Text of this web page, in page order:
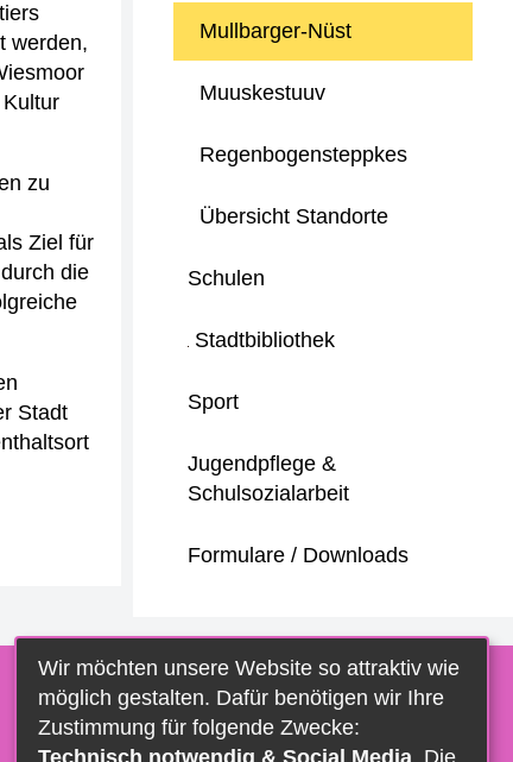
werden,
zu
Ziel für
die
Stadt
Mullbarger-Nüst
Muuskestuuv
Regenbogensteppkes
Übersicht Standorte
Schulen
Stadtbibliothek
Sport
Jugendpflege &
Schulsozialarbeit
Formulare / Downloads
Wir möchten unsere Website so attraktiv wie
möglich gestalten. Dafür benötigen wir Ihre
Zustimmung für folgende Zwecke:
Technisch notwendig & Social Media . Die